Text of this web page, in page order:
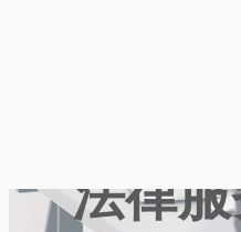
法律